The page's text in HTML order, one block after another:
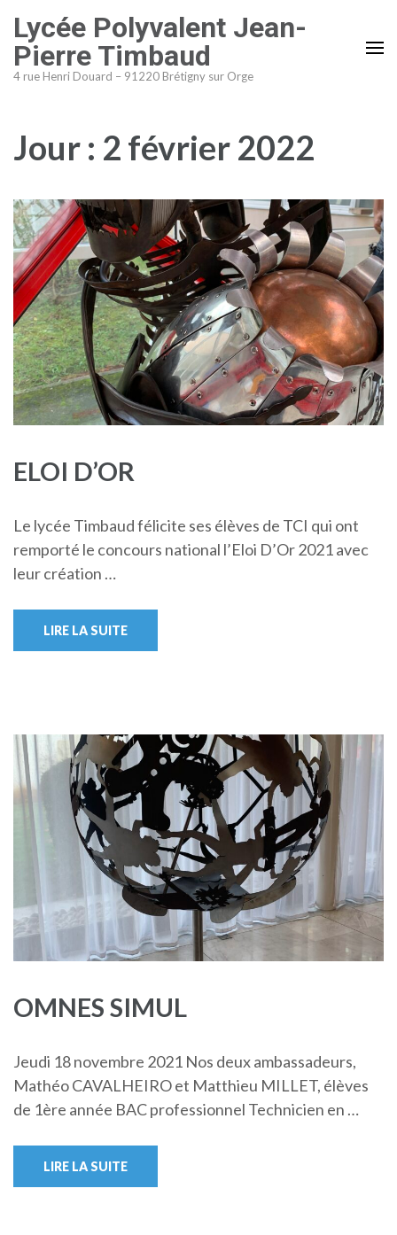
au
contenu
(Pressez
Lycée Polyvalent Jean-
Pierre Timbaud
4 rue Henri Douard – 91220 Brétigny sur Orge
Jour : 2 février 2022
ELOI D’OR
Le lycée Timbaud félicite ses élèves de TCI qui ont
remporté le concours national l’Eloi D’Or 2021 avec
leur création …
LIRE LA SUITE
OMNES SIMUL
Jeudi 18 novembre 2021 Nos deux ambassadeurs,
Mathéo CAVALHEIRO et Matthieu MILLET, élèves
de 1ère année BAC professionnel Technicien en …
LIRE LA SUITE